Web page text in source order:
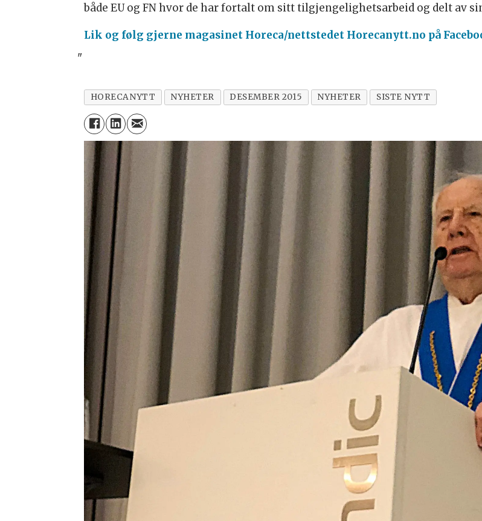
både EU og FN hvor de har fortalt om sitt tilgjengelighetsarbeid og delt av
Lik og følg gjerne magasinet Horeca/nettstedet Horecanytt.no på
"
HORECANYTT NYHETER DESEMBER 2015 NYHETER SISTE NYTT